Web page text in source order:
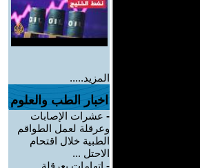
المزيد.....
اخبار الطب والعلوم
- عشرات الإصابات
وعرقلة لعمل الطواقم
الطبية خلال اقتحام
الاحتل ...
- اتهامات بعرقلة